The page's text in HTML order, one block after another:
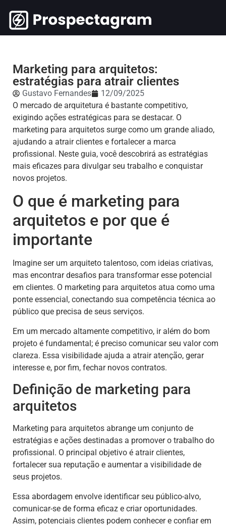
Marketing para arquitetos:
estratégias para atrair clientes
Gustavo Fernandes
12/09/2025
O mercado de arquitetura é bastante competitivo,
exigindo ações estratégicas para se destacar. O
marketing para arquitetos surge como um grande aliado,
ajudando a atrair clientes e fortalecer a marca
profissional. Neste guia, você descobrirá as estratégias
mais eficazes para divulgar seu trabalho e conquistar
novos projetos.
O que é marketing para
arquitetos e por que é
importante
Imagine ser um arquiteto talentoso, com ideias criativas,
mas encontrar desafios para transformar esse potencial
em clientes. O marketing para arquitetos atua como uma
ponte essencial, conectando sua competência técnica ao
público que precisa de seus serviços.
Em um mercado altamente competitivo, ir além do bom
projeto é fundamental; é preciso comunicar seu valor com
clareza. Essa visibilidade ajuda a atrair atenção, gerar
interesse e, por fim, fechar novos contratos.
Definição de marketing para
arquitetos
Marketing para arquitetos abrange um conjunto de
estratégias e ações destinadas a promover o trabalho do
profissional. O principal objetivo é atrair clientes,
fortalecer sua reputação e aumentar a visibilidade de
seus projetos.
Essa abordagem envolve identificar seu público-alvo,
comunicar-se de forma eficaz e criar oportunidades.
Assim, potenciais clientes podem conhecer e confiar em